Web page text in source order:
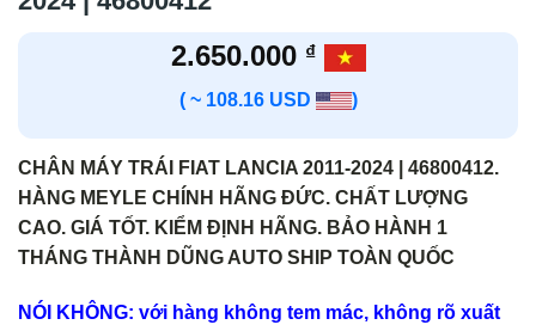
2.650.000 ₫
( ~ 108.16 USD )
CHÂN MÁY TRÁI FIAT LANCIA 2011-2024 | 46800412.
HÀNG MEYLE CHÍNH HÃNG ĐỨC. CHẤT LƯỢNG
CAO. GIÁ TỐT. KIỂM ĐỊNH HÃNG. BẢO HÀNH 1
THÁNG THÀNH DŨNG AUTO SHIP TOÀN QUỐC
NÓI KHÔNG: với hàng không tem mác, không rõ xuất